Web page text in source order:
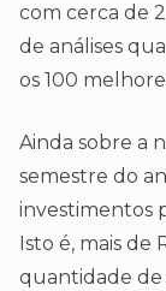
com cerca de
de análises
os 100
Ainda sobre a
semestre do
investimentos
Isto é, mais de
quantidade de